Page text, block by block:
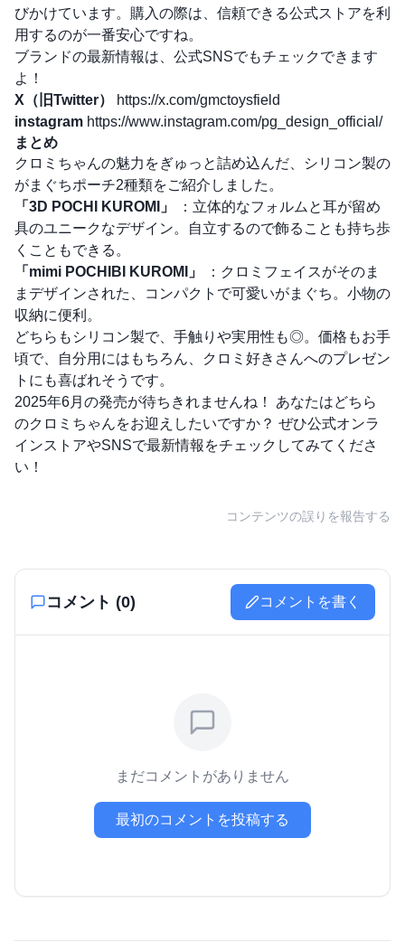
びかけています。購入の際は、信頼できる公式ストアを利
用するのが一番安心ですね。
ブランドの最新情報は、公式SNSでもチェックできます
よ！
X（旧Twitter）
https://x.com/gmctoysfield
instagram https://www.instagram.com/pg_design_official/
まとめ
クロミちゃんの魅力をぎゅっと詰め込んだ、シリコン製の
がまぐちポーチ2種類をご紹介しました。
「3D POCHI KUROMI」
：立体的なフォルムと耳が留め
具のユニークなデザイン。自立するので飾ることも持ち歩
くこともできる。
「mimi POCHIBI KUROMI」
：クロミフェイスがそのま
まデザインされた、コンパクトで可愛いがまぐち。小物の
収納に便利。
どちらもシリコン製で、手触りや実用性も◎。価格もお手
頃で、自分用にはもちろん、クロミ好きさんへのプレゼン
トにも喜ばれそうです。
2025年6月の発売が待ちきれませんね！ あなたはどちら
のクロミちゃんをお迎えしたいですか？ ぜひ公式オンラ
インストアやSNSで最新情報をチェックしてみてくださ
い！
コンテンツの誤りを報告する
コメント (0) コメントを書く
まだコメントがありません
最初のコメントを投稿する